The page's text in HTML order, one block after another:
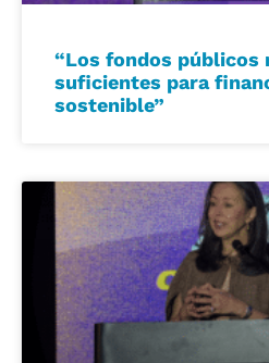
“Los fondos públicos
suficientes para
sostenible”